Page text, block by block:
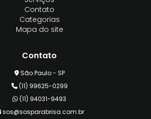
Contato
Categorias
Mapa do site
Contato
São Paulo - SP
(11) 99625-0299
(11) 94031-9493
sos@sosparabrisa.com.br